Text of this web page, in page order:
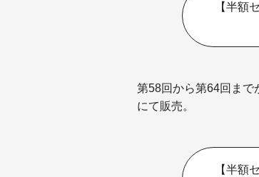
【半額
第58回から第64回まで
にて販売。
【半額